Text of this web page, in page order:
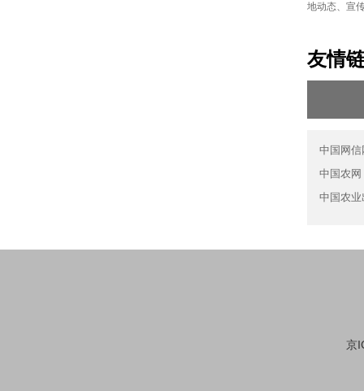
地动态、宣
友情
中国网信
中国农网
中国农业
京